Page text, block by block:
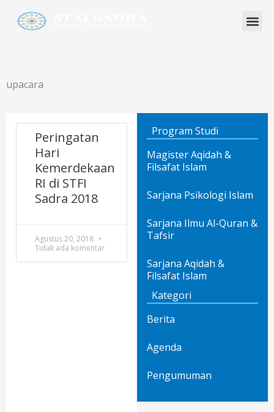
upacara
Peringatan
Hari
Kemerdekaan
RI di STFI
Sadra 2018
Agustus 20, 2018
Tidak ada komentar
Program Studi
Magister Aqidah &
Filsafat Islam
Sarjana Psikologi Islam
Sarjana Ilmu Al-Quran &
Tafsir
Sarjana Aqidah &
Filsafat Islam
Kategori
Berita
Agenda
Pengumuman